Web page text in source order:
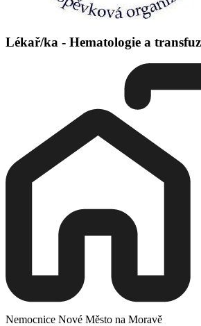
Lékař/ka - Hematologie a
Nemocnice Nové Město na Moravě